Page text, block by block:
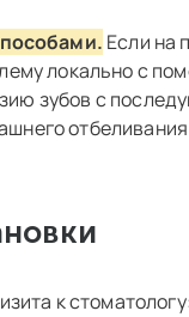
Если на
локально с
зубов с
к